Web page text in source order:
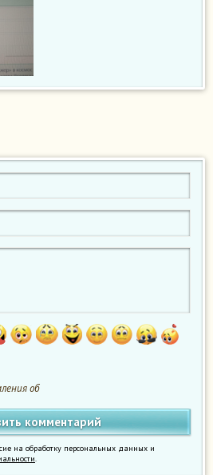
об
на обработку персональных данных и
.